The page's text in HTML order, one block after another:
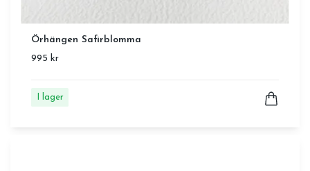
Örhängen Safirblomma
995 kr
I lager